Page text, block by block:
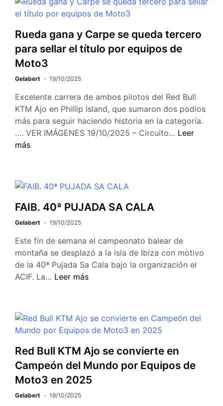
Rueda gana y Carpe se queda tercero
para sellar el título por equipos de
Moto3
Gelabert 19/10/2025
Excelente carrera de ambos pilotos del Red Bull
KTM Ajo en Phillip Island, que sumaron dos podios
más para seguir haciendo historia en la categoría.
…. VER IMÁGENES 19/10/2025 – Circuito… Leer
más
FAIB. 40ª PUJADA SA CALA
Gelabert 19/10/2025
Este fin de semana el campeonato balear de
montaña se desplazó a la isla de Ibiza con motivo
de la 40ª Pujada Sa Cala bajo la organización el
ACIF. La… Leer más
Red Bull KTM Ajo se convierte en
Campeón del Mundo por Equipos de
Moto3 en 2025
Gelabert 19/10/2025